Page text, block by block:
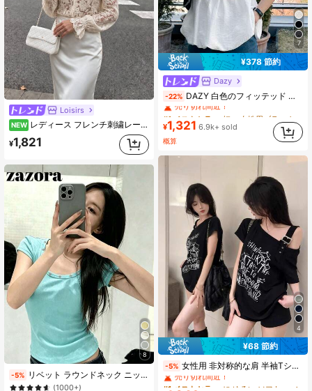
Loisirs
NEW レディース フレンチ刺繍レースブラウス、透かし彫りVネックシングルブレスト長袖トップス、エレガントで優しいスタイル、ホワイトレーストップス、フローラルレースブラウス、Vネックシアーシャツ、タイカフス長袖トップス、ヴィンテージ透かし彫りシャツ、フレンチエレガント
¥1,821
8
-5% リベット ラウンドネック ニットトップ、多用途スリムフィット ニッチ 半袖 スリムトップス、やや低めのネックライン、素材、レディースカジュアル夏服
売り切れ間近！
(1000+)
7
¥378 節約
Dazy
-22% DAZY 白色のフィッテッド スリーブレス チューブトップシャツ、ホリデー フラワー バケーション ビーチ、春夏、フリル ベビードール トップス アウトトップス
#1 ベストセラー
売り切れ間近！
(1000+)
#1 ベストセラー
売り切れ間近！
#1 ベストセラー
売り切れ間近！
#1 ベストセラー
短い 女性用ブラウス
¥1,321 6.9k+ sold
概算
4
¥68 節約
-5% 女性用 非対称的な肩 半袖Tシャツ、夏デザイン ニッチ ルーズフィット スリミングトップス ブラック
#1 ベストセラー
に ゆるい ソフトデイリートップス
売り切れ間近！
(1000+)
#1 ベストセラー
#1 ベストセラー